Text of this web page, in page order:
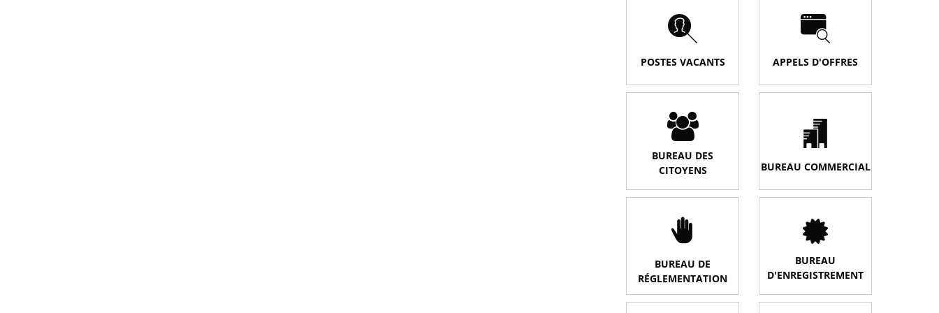
POSTES VACANTS APPELS D'OFFRES
BUREAU DES
CITOYENS
BUREAU COMMERCIAL
BUREAU DE
RÉGLEMENTATION
BUREAU
D'ENREGISTREMENT